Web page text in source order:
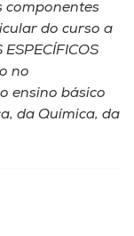
componentes
do curso a
no
ensino básico
da Química, da